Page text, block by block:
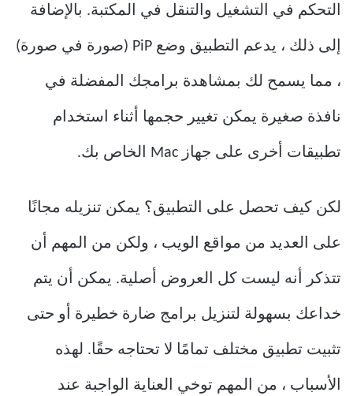
التحكم في التشغيل والتنقل في المكتبة. بالإضافة
إلى ذلك ، يدعم التطبيق وضع PiP (صورة في صورة)
، مما يسمح لك بمشاهدة برامجك المفضلة في
نافذة صغيرة يمكن تغيير حجمها أثناء استخدام
تطبيقات أخرى على جهاز Mac الخاص بك.
لكن كيف تحصل على التطبيق؟ يمكن تنزيله مجانًا
على العديد من مواقع الويب ، ولكن من المهم أن
تتذكر أنه ليست كل العروض أصلية. يمكن أن يتم
خداعك بسهولة لتنزيل برامج ضارة خطيرة أو حتى
تثبيت تطبيق مختلف تمامًا لا تحتاجه حقًا. لهذه
الأسباب ، من المهم توخي العناية الواجبة عند